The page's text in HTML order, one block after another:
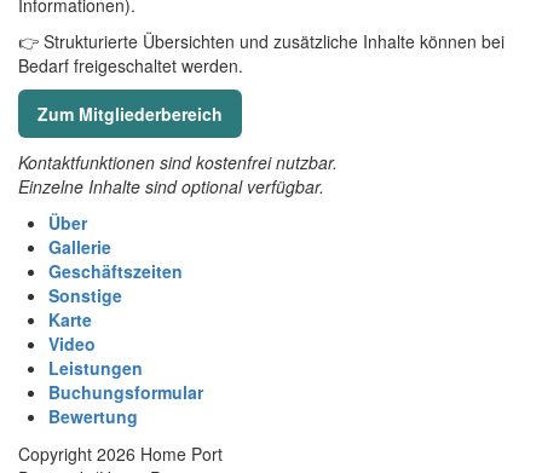
Informationen).
👉 Strukturierte Übersichten und zusätzliche Inhalte können bei
Bedarf freigeschaltet werden.
Zum Mitgliederbereich
Kontaktfunktionen sind kostenfrei nutzbar.
Einzelne Inhalte sind optional verfügbar.
Über
Gallerie
Geschäftszeiten
Sonstige
Karte
Video
Leistungen
Buchungsformular
Bewertung
Copyright 2026 Home Port